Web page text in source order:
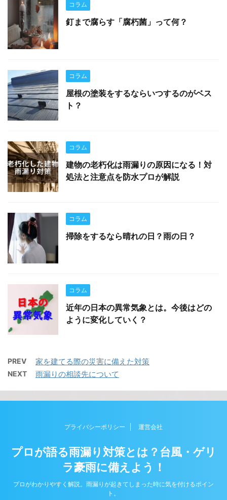
コラム
釘まで腐らす「腐朽菌」って何？
コラム
屋根の塗装をするならいつするのがベス
ト？
コラム
建物の老朽化は雨漏りの原因になる！対
処法と注意点を防水プロが解説
コラム
掃除をするなら晴れの日？雨の日？
コラム
近年の日本の異常気象とは。今後はどの
ように変化していく？
PREV 家を建てる際の災害に備えた対策
NEXT 雨漏りの相談先について
プライバシーポリシー 運営会社
プロが語る雨漏り対策とは？台風・ゲリ
ラ豪雨に備えよう！
プロがわかりやすく解説。雨漏りが起きてしまった時に気を付けるポイン
ト。